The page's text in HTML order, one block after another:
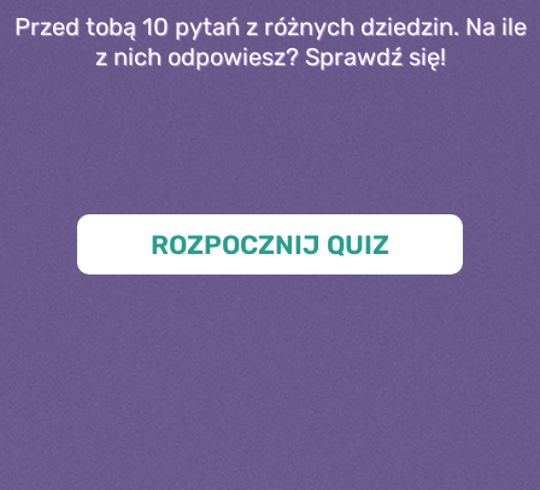
Przed tobą 10 pytań z różnych dziedzin. Na ile
z nich odpowiesz? Sprawdź się!
ROZPOCZNIJ QUIZ